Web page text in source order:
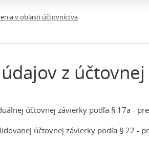
v oblasti účtovníctva
z
účtovnej závierky podľa § 17a -
účtovnej závierky podľa § 22 -